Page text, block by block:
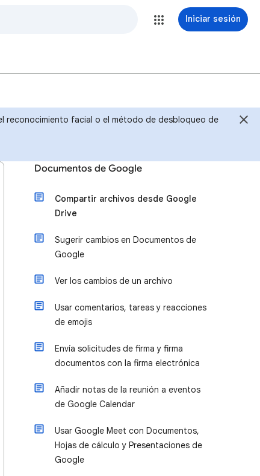
Iniciar sesión
reconocimiento facial o el método de desbloqueo de
Documentos de Google
Compartir archivos desde Google
Drive
Sugerir cambios en Documentos de
Google
Ver los cambios de un archivo
Usar comentarios, tareas y reacciones
de emojis
Envía solicitudes de firma y firma
documentos con la firma electrónica
Añadir notas de la reunión a eventos
de Google Calendar
Usar Google Meet con Documentos,
Hojas de cálculo y Presentaciones de
Google